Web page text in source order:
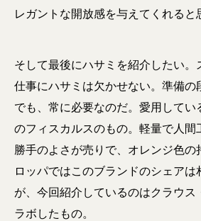
レガントな開放感を与えてくれると
そして最後にハサミを紹介したい。
仕事にハサミは欠かせない。準備の
でも、常に必要なのだ。愛用してい
のフィスカルスのもの。軽量で人間
勝手のよさが売りで、オレンジ色の
ロッパではこのブランドのシェアは
が、今回紹介しているのはクラウス
ラボしたもの。